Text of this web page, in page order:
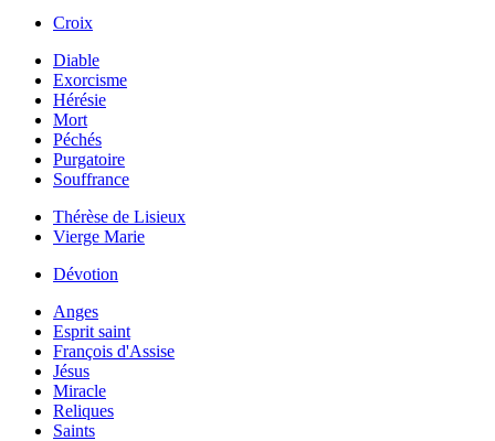
Croix
Diable
Exorcisme
Hérésie
Mort
Péchés
Purgatoire
Souffrance
Thérèse de Lisieux
Vierge Marie
Dévotion
Anges
Esprit saint
François d'Assise
Jésus
Miracle
Reliques
Saints